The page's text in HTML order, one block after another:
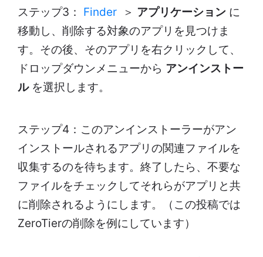
ステップ3： Finder ＞ アプリケーション に
移動し、削除する対象のアプリを見つけま
す。その後、そのアプリを右クリックして、
ドロップダウンメニューから アンインストー
ルを選択します。
ステップ4：このアンインストーラーがアン
インストールされるアプリの関連ファイルを
収集するのを待ちます。終了したら、不要な
ファイルをチェックしてそれらがアプリと共
に削除されるようにします。（この投稿では
ZeroTierの削除を例にしています）